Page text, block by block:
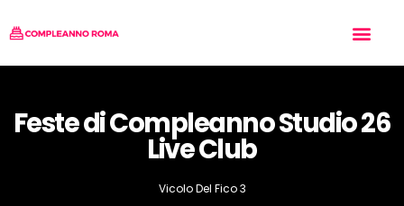
Feste di Compleanno Studio 26
Live Club
Vicolo Del Fico 3